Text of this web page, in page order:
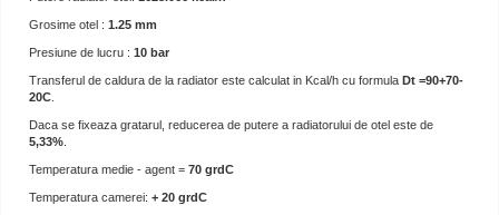
Grosime otel : 1.25 mm
Presiune de lucru : 10 bar
Transferul de caldura de la radiator este calculat in Kcal/h cu formula Dt =90+70-
20C
Daca se fixeaza gratarul, reducerea de putere a radiatorului de otel este de
5,33%
Temperatura medie - agent = 70 grdC
Temperatura camerei: + 20 grdC